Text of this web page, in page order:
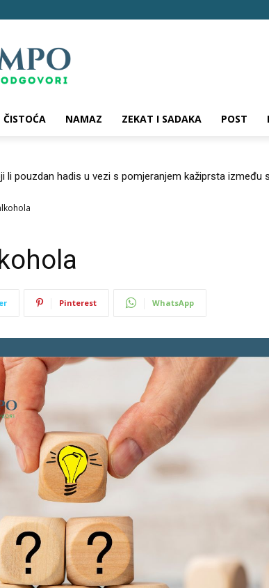
ČISTOĆA NAMAZ ZEKAT I SADAKA POST
li pouzdan hadis u vezi s pomjeranjem kažiprsta između
Pinterest WhatsApp